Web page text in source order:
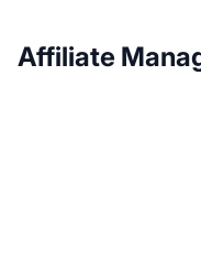
Affiliate